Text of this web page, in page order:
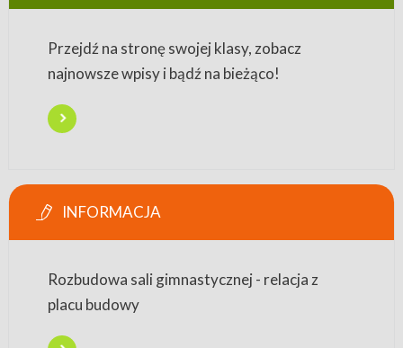
Przejdź na stronę swojej klasy, zobacz
najnowsze wpisy i bądź na bieżąco!
INFORMACJA
Rozbudowa sali gimnastycznej - relacja z
placu budowy